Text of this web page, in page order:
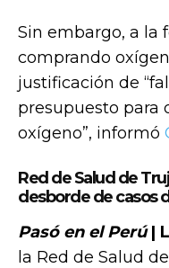
Sin embargo, a la
comprando
justificación de
presupuesto para
oxígeno”, informó
Red de Salud de
desborde de casos
Pasó en el Perú|
la Red de Salud